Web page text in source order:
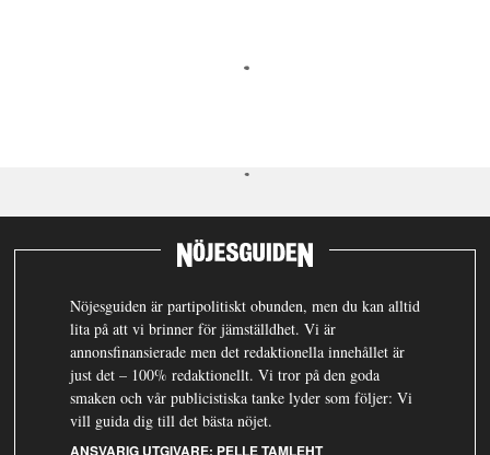
Nöjesguiden är partipolitiskt obunden, men du kan alltid
lita på att vi brinner för jämställdhet. Vi är
annonsfinansierade men det redaktionella innehållet är
just det – 100% redaktionellt. Vi tror på den goda
smaken och vår publicistiska tanke lyder som följer: Vi
vill guida dig till det bästa nöjet.
ANSVARIG UTGIVARE: PELLE TAMLEHT